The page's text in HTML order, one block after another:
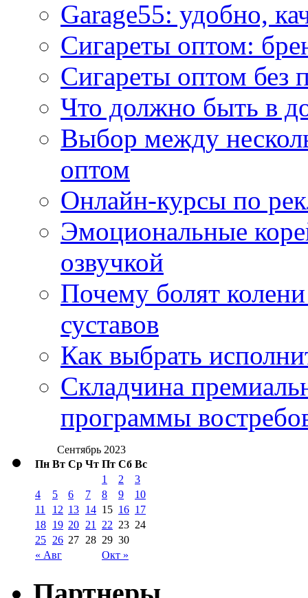
Garage55: удобно,
Сигареты оптом:
Сигареты оптом без
Что должно быть в
Выбор между
оптом
Онлайн-курсы по
Эмоциональные
озвучкой
Почему болят
суставов
Как выбрать
Складчина
программы
Сентябрь 2023
Пн Вт Ср Чт Пт Сб Вс
« Авг Окт »
1 2
3
4
5 6 7 8 9
10
11
12 13 14 15 16 17
18 19 20 21 22 23 24
25 26 27 28 29 30